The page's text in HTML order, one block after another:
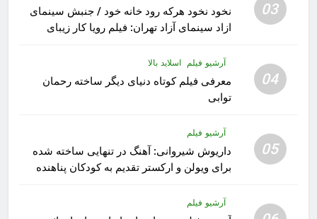
03
نخود نخود هرکه رود خانه خود / جنبش سینمای
ازاد سینمای آزاد تهران: فیلم رویا کار زیبای
04
آرشیو فیلم اسلاید بالا
معرفی فیلم کوتاه دنیای دیگر ساخته رحمان
توابی
05
آرشیو فیلم
داریوش شیروانی: آهنگ در تنهایی ساخته شده
برای ویولن و ارکستر تقدیم به کودکان پناهنده
آرشیو فیلم